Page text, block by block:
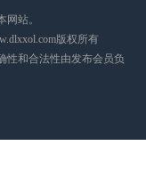
网站。
版权所有
性和合法性由发布会员负